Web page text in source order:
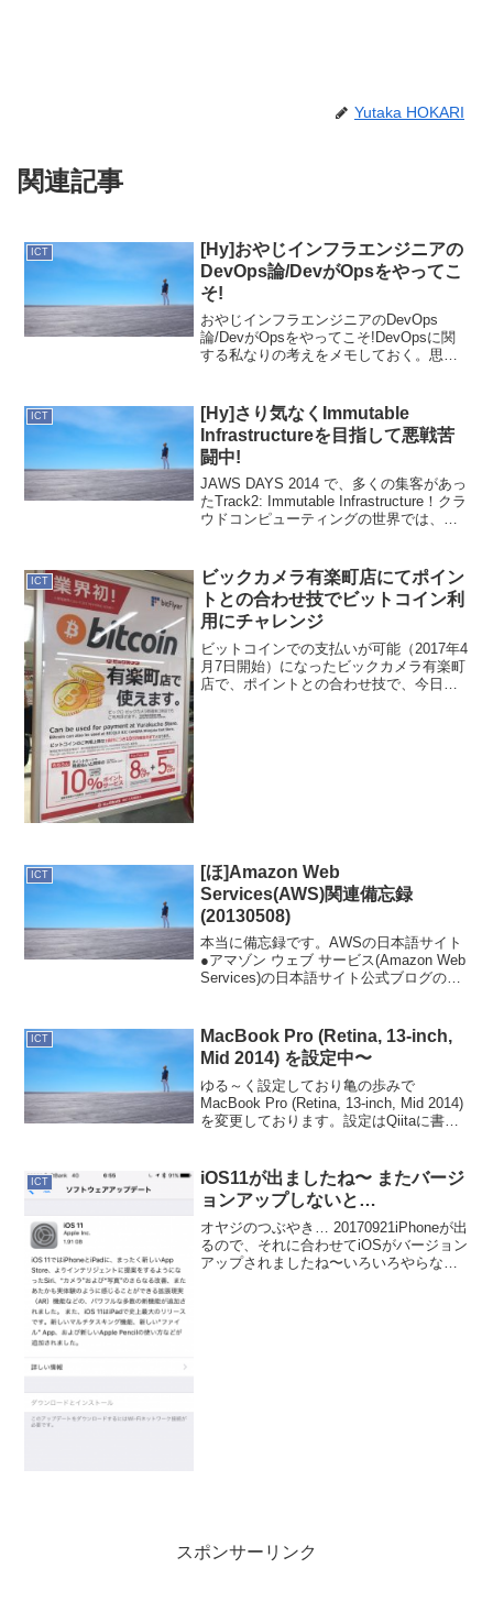
Yutaka HOKARI
関連記事
ICT
[Hy]おやじインフラエンジニアの
DevOps論/DevがOpsをやってこ
そ!
おやじインフラエンジニアのDevOps
論/DevがOpsをやってこそ!DevOpsに関
する私なりの考えをメモしておく。思え
てきてから...
ICT
[Hy]さり気なくImmutable
Infrastructureを目指して悪戦苦
闘中!
JAWS DAYS 2014 で、多くの集客があっ
たTrack2: Immutable Infrastructure！クラ
ウドコンピューティングの世界では、今
ICT
ビックカメラ有楽町店にてポイン
トとの合わせ技でビットコイン利
用にチャレンジ
ビットコインでの支払いが可能（2017年4
月7日開始）になったビックカメラ有楽町
店で、ポイントとの合わせ技で、今日
ICT
[ほ]Amazon Web
Services(AWS)関連備忘録
(20130508)
本当に備忘録です。AWSの日本語サイト
●アマゾン ウェブ サービス(Amazon Web
Services)の日本語サイト公式ブログの日
ICT
MacBook Pro (Retina, 13-inch,
Mid 2014) を設定中〜
ゆる～く設定しており亀の歩みで
MacBook Pro (Retina, 13-inch, Mid 2014)
を変更しております。設定はQiitaに書い
ICT
iOS11が出ましたね〜 またバージ
ョンアップしないと…
オヤジのつぶやき… 20170921iPhoneが出
るので、それに合わせてiOSがバージョン
アップされましたね〜いろいろやらなぁ
スポンサーリンク